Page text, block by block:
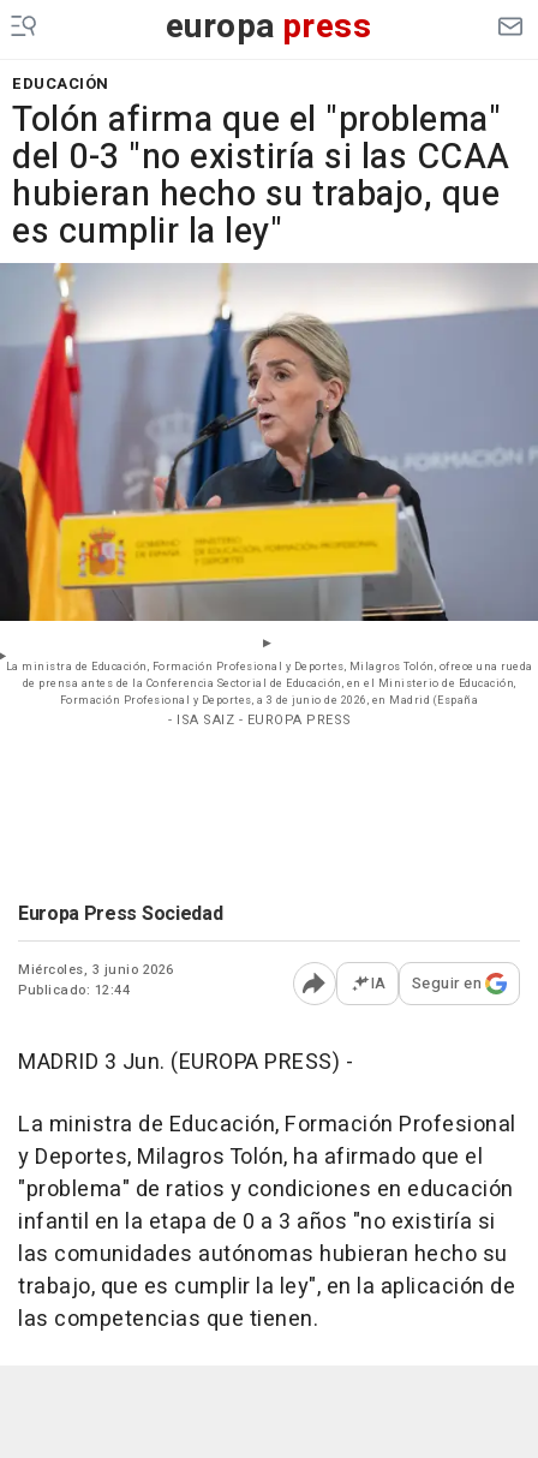
europa press
EDUCACIÓN
Tolón afirma que el "problema"
del 0-3 "no existiría si las CCAA
hubieran hecho su trabajo, que
es cumplir la ley"
La ministra de Educación, Formación Profesional y Deportes, Milagros Tolón, ofrece una rueda
de prensa antes de la Conferencia Sectorial de Educación, en el Ministerio de Educación,
Formación Profesional y Deportes, a 3 de junio de 2026, en Madrid (España
- ISA SAIZ - EUROPA PRESS
Europa Press Sociedad
Miércoles, 3 junio 2026
Publicado: 12:44
Abrir opciones para
IA Seguir en
MADRID 3 Jun. (EUROPA PRESS) -
La ministra de Educación, Formación Profesional
y Deportes, Milagros Tolón, ha afirmado que el
"problema" de ratios y condiciones en educación
infantil en la etapa de 0 a 3 años "no existiría si
las comunidades autónomas hubieran hecho su
trabajo, que es cumplir la ley", en la aplicación de
las competencias que tienen.